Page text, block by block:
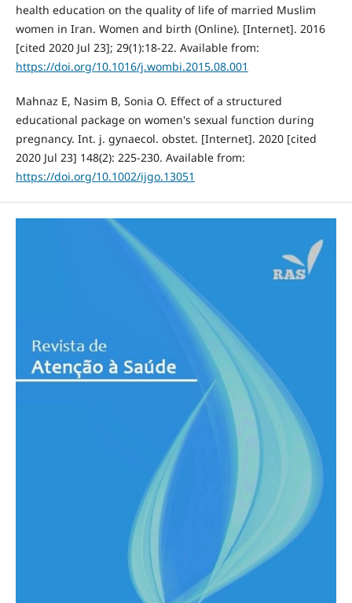
health education on the quality of life of married Muslim
women in Iran. Women and birth (Online). [Internet]. 2016
[cited 2020 Jul 23]; 29(1):18-22. Available from:
https://doi.org/10.1016/j.wombi.2015.08.001
Mahnaz E, Nasim B, Sonia O. Effect of a structured
educational package on women's sexual function during
pregnancy. Int. j. gynaecol. obstet. [Internet]. 2020 [cited
2020 Jul 23] 148(2): 225-230. Available from:
https://doi.org/10.1002/ijgo.13051